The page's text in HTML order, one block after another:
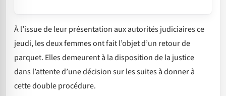
À l’issue de leur présentation aux autorités judiciaires ce
jeudi, les deux femmes ont fait l’objet d’un retour de
parquet. Elles demeurent à la disposition de la justice
dans l’attente d’une décision sur les suites à donner à
cette double procédure.